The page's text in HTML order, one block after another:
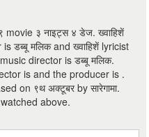
३ नाइट्स ४ डेज. ख्वाहिशें
डब्बू मलिक and ख्वाहिशें lyricist
music director is डब्बू मलिक.
is and the producer is .
on ९थ अक्टूबर by सारेगामा.
above.